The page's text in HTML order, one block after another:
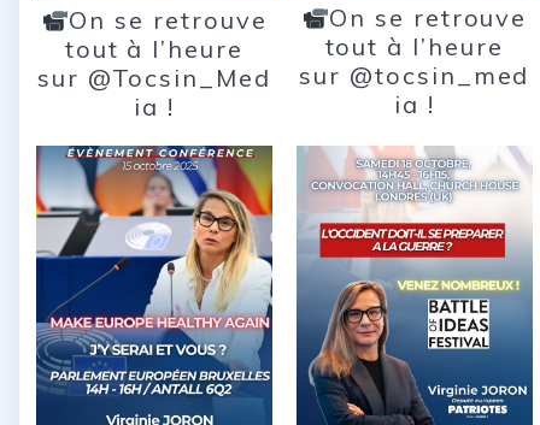
On se retrouve
tout à l’heure
sur @Tocsin_Med
ia !
On se retrouve
tout à l’heure
sur @tocsin_med
ia !